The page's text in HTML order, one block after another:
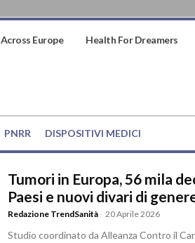
Across Europe Health For Dreamers
PNRR DISPOSITIVI MEDICI
Tumori in Europa, 56 mila
Paesi e nuovi divari di
Redazione TrendSanità - 20 Aprile 2026
Studio coordinato da Alleanza Contro il